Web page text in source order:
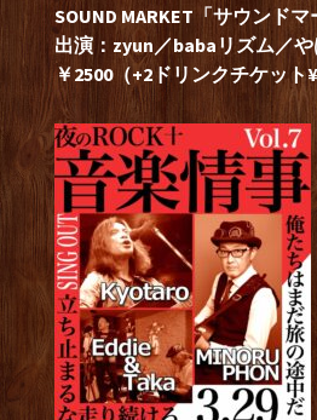
SOUND MARKET「サウンドマ
出演：zyun／babaリズム／
￥2500（+2ドリンクチケット